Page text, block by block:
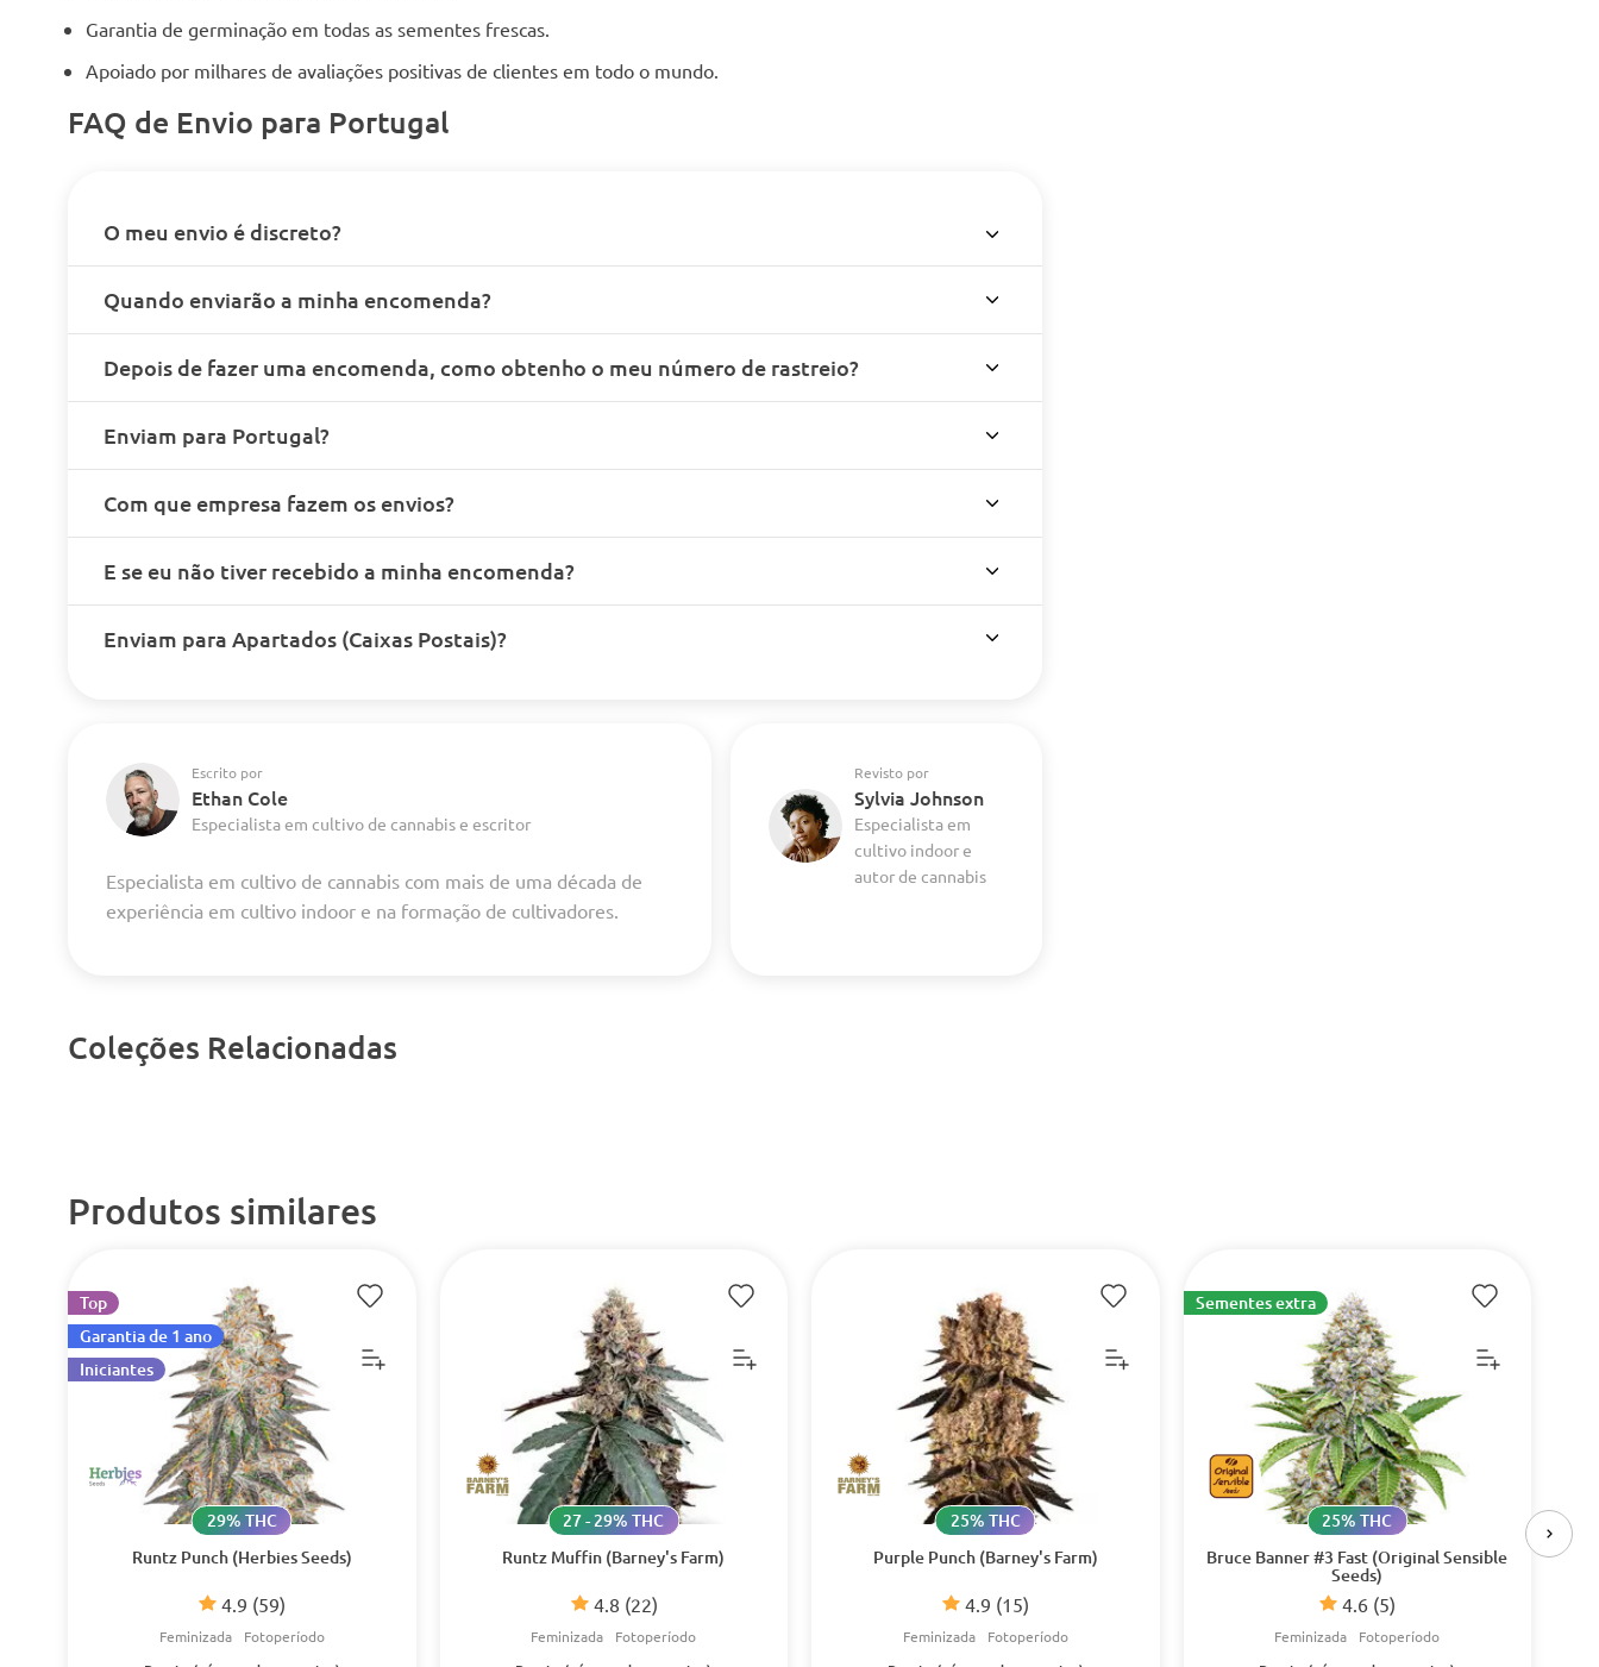
Garantia de germinação em todas as sementes frescas.
Apoiado por milhares de avaliações positivas de clientes em todo o mundo.
FAQ de Envio para Portugal
O meu envio é discreto?
Quando enviarão a minha encomenda?
Depois de fazer uma encomenda, como obtenho o meu número de rastreio?
Enviam para Portugal?
Com que empresa fazem os envios?
E se eu não tiver recebido a minha encomenda?
Enviam para Apartados (Caixas Postais)?
Escrito por
Ethan Cole
Especialista em cultivo de cannabis e escritor
Especialista em cultivo de cannabis com mais de uma década de
experiência em cultivo indoor e na formação de cultivadores.
Revisto por
Sylvia Johnson
Especialista em
cultivo indoor e
autor de cannabis
Coleções Relacionadas
Produtos similares
Runtz Punch (Herbies Seeds)
4.9 (59)
29% THC
Feminizada Fotoperíodo
Top
Garantia de 1 ano
Iniciantes
Runtz Muffin (Barney's Farm)
4.8 (22)
27 - 29% THC
Feminizada Fotoperíodo
Purple Punch (Barney's Farm)
4.9 (15)
25% THC
Feminizada Fotoperíodo
Bruce Banner #3 Fast (Original Sensible
Seeds)
4.6 (5)
25% THC
Feminizada Fotoperíodo
Sementes extra